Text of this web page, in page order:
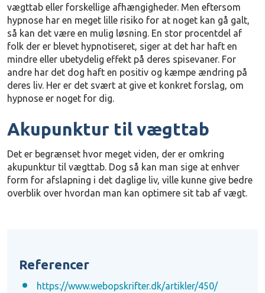
vægttab eller forskellige afhængigheder. Men eftersom
hypnose har en meget lille risiko for at noget kan gå galt,
så kan det være en mulig løsning. En stor procentdel af
folk der er blevet hypnotiseret, siger at det har haft en
mindre eller ubetydelig effekt på deres spisevaner. For
andre har det dog haft en positiv og kæmpe ændring på
deres liv. Her er det svært at give et konkret forslag, om
hypnose er noget for dig.
Akupunktur til vægttab
Det er begrænset hvor meget viden, der er omkring
akupunktur til vægttab. Dog så kan man sige at enhver
form for afslapning i det daglige liv, ville kunne give bedre
overblik over hvordan man kan optimere sit tab af vægt.
Referencer
https://www.webopskrifter.dk/artikler/450/